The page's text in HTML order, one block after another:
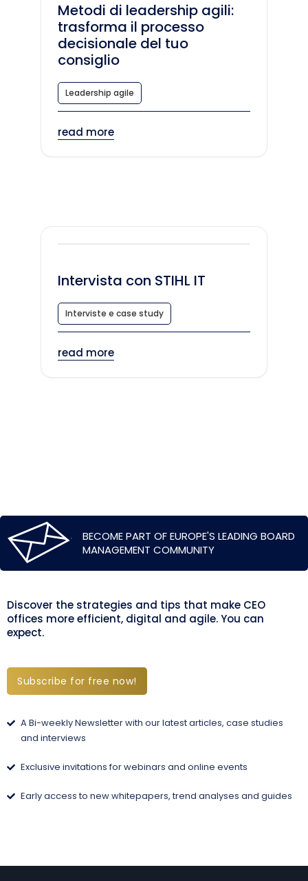
Metodi di leadership agili:
trasforma il processo
decisionale del tuo
consiglio
Leadership agile
read more
Intervista con STIHL IT
Interviste e case study
read more
BECOME PART OF EUROPE'S LEADING BOARD
MANAGEMENT COMMUNITY
Discover the strategies and tips that make CEO
offices more efficient, digital and agile. You can
expect.
Subscribe for free now!
A Bi-weekly Newsletter with our latest articles, case studies
and interviews
Exclusive invitations for webinars and online events
Early access to new whitepapers, trend analyses and guides